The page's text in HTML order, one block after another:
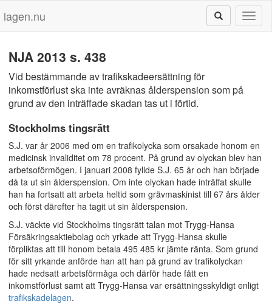
lagen.nu
NJA 2013 s. 438
Vid bestämmande av trafikskadeersättning för
inkomstförlust ska inte avräknas ålderspension som på
grund av den inträffade skadan tas ut i förtid.
Stockholms tingsrätt
S.J. var år 2006 med om en trafikolycka som orsakade honom en
medicinsk invaliditet om 78 procent. På grund av olyckan blev han
arbetsoförmögen. I januari 2008 fyllde S.J. 65 år och han började
då ta ut sin ålderspension. Om inte olyckan hade inträffat skulle
han ha fortsatt att arbeta heltid som grävmaskinist till 67 års ålder
och först därefter ha tagit ut sin ålderspension.
S.J. väckte vid Stockholms tingsrätt talan mot Trygg-Hansa
Försäkringsaktiebolag och yrkade att Trygg-Hansa skulle
förpliktas att till honom betala 495 485 kr jämte ränta. Som grund
för sitt yrkande anförde han att han på grund av trafikolyckan
hade nedsatt arbetsförmåga och därför hade fått en
inkomstförlust samt att Trygg-Hansa var ersättningsskyldigt enligt
trafikskadelagen.